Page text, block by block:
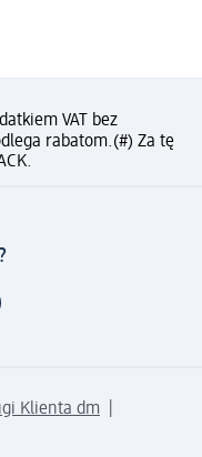
VAT bez
rabatom.(#) Za tę
Klienta dm